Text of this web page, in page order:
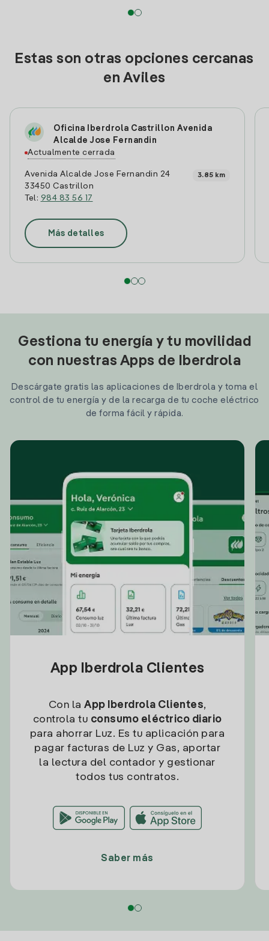
Estas son otras opciones cercanas
en Aviles
Oficina Iberdrola Castrillon Avenida
Alcalde Jose Fernandin
Actualmente cerrada
Avenida Alcalde Jose Fernandin 24
33450 Castrillon
Tel: 984 83 56 17
3.85 km
Más detalles
Gestiona tu energía y tu movilidad
con nuestras Apps de Iberdrola
Descárgate gratis las aplicaciones de Iberdrola y toma el
control de tu energía y de la recarga de tu coche eléctrico
de forma fácil y rápida.
App Iberdrola Clientes
Con la App Iberdrola Clientes,
controla tu consumo eléctrico diario
para ahorrar Luz. Es tu aplicación para
pagar facturas de Luz y Gas, aportar
la lectura del contador y gestionar
todos tus contratos.
Saber más